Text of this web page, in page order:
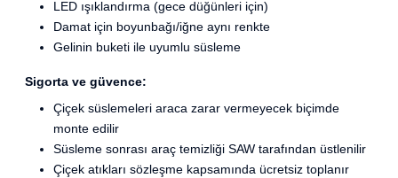
LED ışıklandırma (gece düğünleri için)
Damat için boyunbağı/iğne aynı renkte
Gelinin buketi ile uyumlu süsleme
Sigorta ve güvence:
Çiçek süslemeleri araca zarar vermeyecek biçimde
monte edilir
Süsleme sonrası araç temizliği SAW tarafından üstlenilir
Çiçek atıkları sözleşme kapsamında ücretsiz toplanır